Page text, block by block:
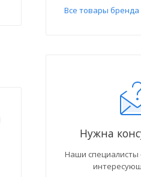
Все товары бренда
Нужна
Наши специалисты